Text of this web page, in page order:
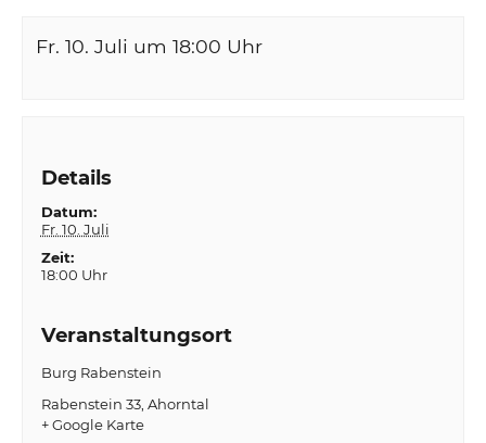
Fr. 10. Juli um 18:00 Uhr
Details
Datum:
Fr. 10. Juli
Zeit:
18:00 Uhr
Veranstaltungsort
Burg Rabenstein
Rabenstein 33 Ahorntal
+ Google Karte